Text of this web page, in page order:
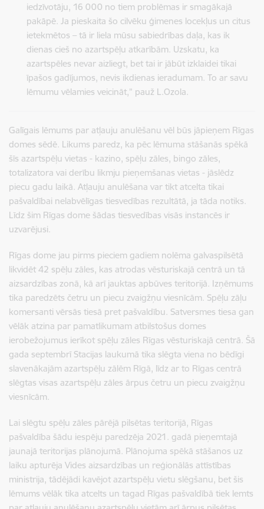
iedzīvotāju, 16 000 no tiem problēmas ir smagākajā
pakāpē. Ja pieskaita šo cilvēku ģimenes locekļus un citus
ietekmētos – tā ir liela mūsu sabiedrības daļa, kas ik
dienas cieš no azartspēļu atkarībām. Uzskatu, ka
azartspēles nevar aizliegt, bet tai ir jābūt izklaidei tikai
īpašos gadījumos, nevis ikdienas ieradumam. To ar savu
lēmumu vēlamies veicināt,” pauž L.Ozola.
Galīgais lēmums par atļauju anulēšanu vēl būs jāpieņem Rīgas
domes sēdē. Likums paredz, ka pēc lēmuma stāšanās spēkā
šīs azartspēļu vietas - kazino, spēļu zāles, bingo zāles,
totalizatora vai derību likmju pieņemšanas vietas - jāslēdz
piecu gadu laikā. Atļauju anulēšana var tikt atcelta tikai
pašvaldībai nelabvēlīgas tiesvedības rezultātā, ja tāda notiks.
Līdz šim Rīgas dome šādas tiesvedības visās instancēs ir
uzvarējusi.
Rīgas dome jau pirms pieciem gadiem nolēma galvaspilsētā
likvidēt 42 spēļu zāles, kas atrodas vēsturiskajā centrā un tā
aizsardzības zonā, kā arī jauktas apbūves teritorijā. Izņēmums
tika paredzēts četru un piecu zvaigžņu viesnīcām. Spēļu zāļu
komersanti vērsās tiesā pret pašvaldību. Satversmes tiesa gan
vēlāk atzina par pamatlikumam atbilstošus domes
ierobežojumus ierīkot spēļu zāles Rīgas vēsturiskajā centrā. Šā
gada septembrī Stacijas laukumā tika slēgta viena no bēdīgi
slavenākajām azartspēļu zālēm Rīgā, līdz ar to Rīgas centrā
slēgtas visas azartspēļu zāles ārpus četru un piecu zvaigžņu
viesnīcām.
Lai slēgtu spēļu zāles pārējā pilsētas teritorijā, Rīgas
pašvaldība šādu iespēju paredzēja 2021. gadā pieņemtajā
jaunajā teritorijas plānojumā. Plānojuma spēkā stāšanos uz
laiku apturēja Vides aizsardzības un reģionālās attīstības
ministrija, tādējādi kavējot azartspēļu vietu slēgšanu, bet šis
lēmums vēlāk tika atcelts un tagad Rīgas pašvaldībā tiek lemts